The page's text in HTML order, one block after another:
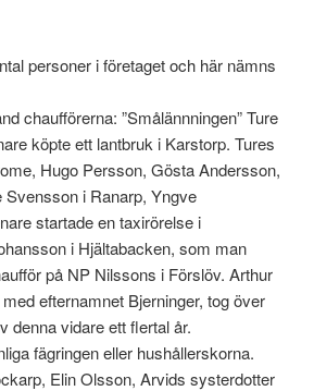
personer i företaget och här nämns
chaufförerna: ”Smålännningen” Ture
köpte ett lantbruk i Karstorp. Tures
Hugo Persson, Gösta Andersson,
i Ranarp, Yngve
startade en taxirörelse i
i Hjältabacken, som man
på NP Nilssons i Förslöv. Arthur
efternamnet Bjerninger, tog över
denna vidare ett flertal år.
fägringen eller hushållerskorna.
Elin Olsson, Arvids systerdotter